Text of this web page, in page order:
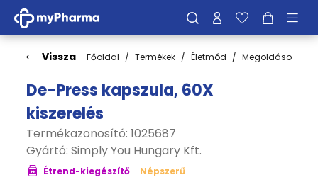
Vissza Főoldal Termékek Életmód Megoldások
De-Press kapszula, 60X
kiszerelés
Termékazonosító: 1025687
Gyártó: Simply You Hungary Kft.
Étrend-kiegészítő
Népszerű